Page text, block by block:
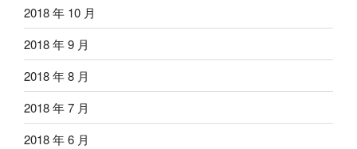
2018 年 10 月
2018 年 9 月
2018 年 8 月
2018 年 7 月
2018 年 6 月